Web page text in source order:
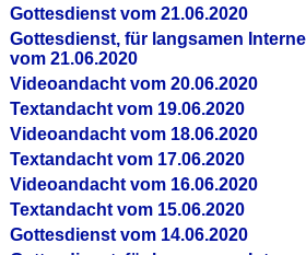
Gottesdienst vom 21.06.2020
Gottesdienst, für langsamen
vom 21.06.2020
Videoandacht vom 20.06.2020
Textandacht vom 19.06.2020
Videoandacht vom 18.06.2020
Textandacht vom 17.06.2020
Videoandacht vom 16.06.2020
Textandacht vom 15.06.2020
Gottesdienst vom 14.06.2020